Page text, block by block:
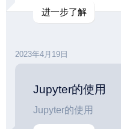
进一步了解
2023年4月19日
Jupyter的使用
Jupyter的使用